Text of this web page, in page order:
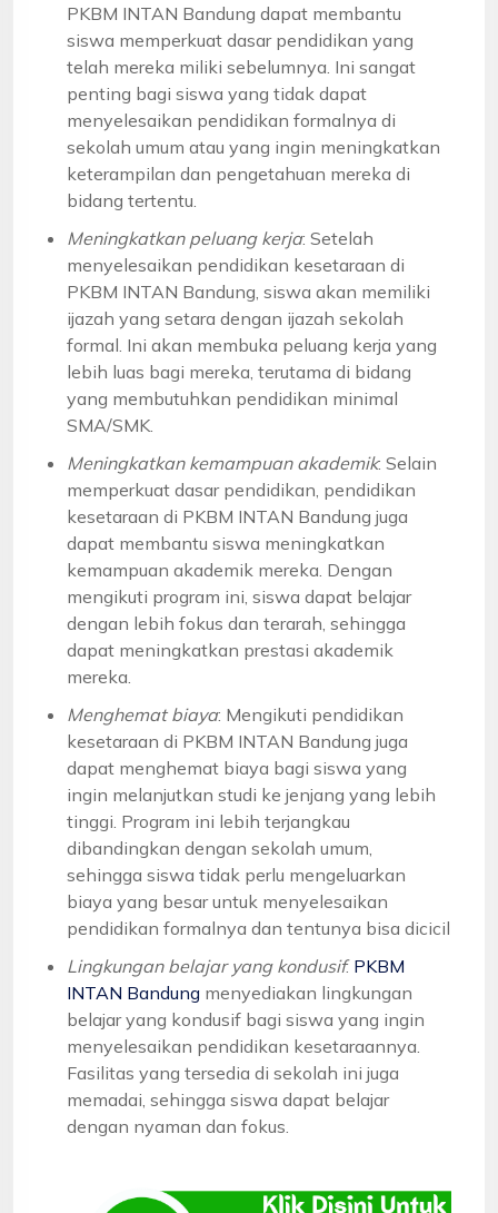
PKBM INTAN Bandung dapat membantu
siswa memperkuat dasar pendidikan yang
telah mereka miliki sebelumnya. Ini sangat
penting bagi siswa yang tidak dapat
menyelesaikan pendidikan formalnya di
sekolah umum atau yang ingin meningkatkan
keterampilan dan pengetahuan mereka di
bidang tertentu.
Meningkatkan peluang kerja: Setelah
menyelesaikan pendidikan kesetaraan di
PKBM INTAN Bandung, siswa akan memiliki
ijazah yang setara dengan ijazah sekolah
formal. Ini akan membuka peluang kerja yang
lebih luas bagi mereka, terutama di bidang
yang membutuhkan pendidikan minimal
SMA/SMK.
Meningkatkan kemampuan akademik: Selain
memperkuat dasar pendidikan, pendidikan
kesetaraan di PKBM INTAN Bandung juga
dapat membantu siswa meningkatkan
kemampuan akademik mereka. Dengan
mengikuti program ini, siswa dapat belajar
dengan lebih fokus dan terarah, sehingga
dapat meningkatkan prestasi akademik
mereka.
Menghemat biaya: Mengikuti pendidikan
kesetaraan di PKBM INTAN Bandung juga
dapat menghemat biaya bagi siswa yang
ingin melanjutkan studi ke jenjang yang lebih
tinggi. Program ini lebih terjangkau
dibandingkan dengan sekolah umum,
sehingga siswa tidak perlu mengeluarkan
biaya yang besar untuk menyelesaikan
pendidikan formalnya dan tentunya bisa dicicil
Lingkungan belajar yang kondusif: PKBM
INTAN Bandung menyediakan lingkungan
belajar yang kondusif bagi siswa yang ingin
menyelesaikan pendidikan kesetaraannya.
Fasilitas yang tersedia di sekolah ini juga
memadai, sehingga siswa dapat belajar
dengan nyaman dan fokus.